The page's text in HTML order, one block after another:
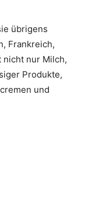
übrigens
Frankreich,
nicht nur Milch,
Produkte,
und